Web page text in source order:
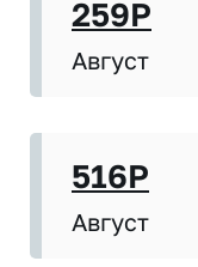
259P
Август
516P
Август